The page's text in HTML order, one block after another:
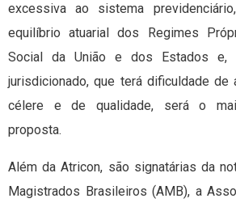
excessiva ao sistema
equilíbrio atuarial dos Regimes
Social da União e dos Estados e,
jurisdicionado, que terá dificuldade de
célere e de qualidade, será o
proposta.
Além da Atricon, são signatárias da
Magistrados Brasileiros (AMB), a